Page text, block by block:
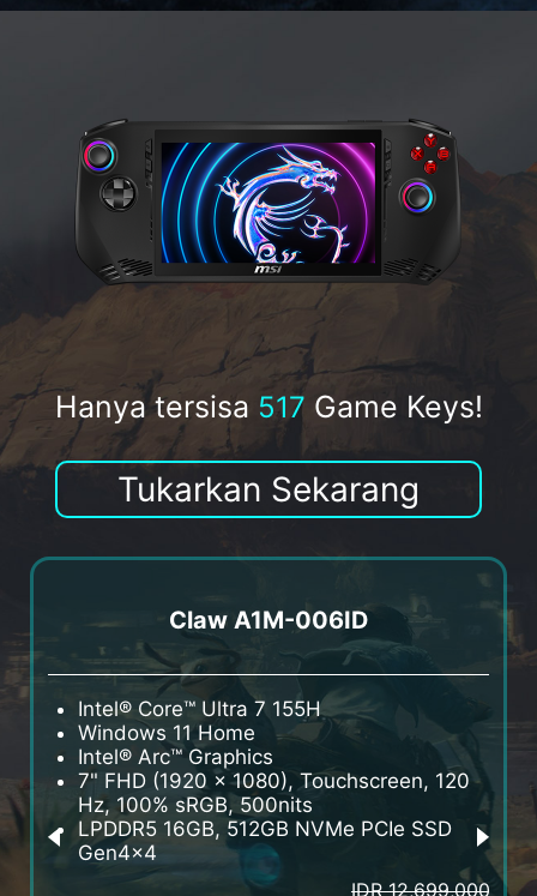
Hanya tersisa 517 Game Keys!
Tukarkan Sekarang
Claw A1M-006ID
Intel® Core™ Ultra 7 155H
Windows 11 Home
Intel® Arc™ Graphics
7" FHD (1920 x 1080), Touchscreen, 120
Hz, 100% sRGB, 500nits
LPDDR5 16GB, 512GB NVMe PCIe SSD
Gen4x4
IDR 12,699,000